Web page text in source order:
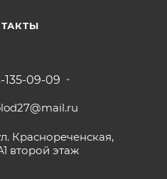
135-09-09
Краснореченская,
А1 второй этаж